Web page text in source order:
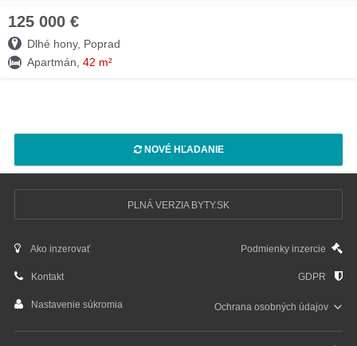
125 000 €
Dlhé hony, Poprad
Apartmán, 42 m²
NOVÉ HĽADANIE
PLNÁ VERZIA BYTY.SK
Ako inzerovať Podmienky inzercie
Kontakt GDPR
Nastavenie súkromia Ochrana osobnýchúdajov